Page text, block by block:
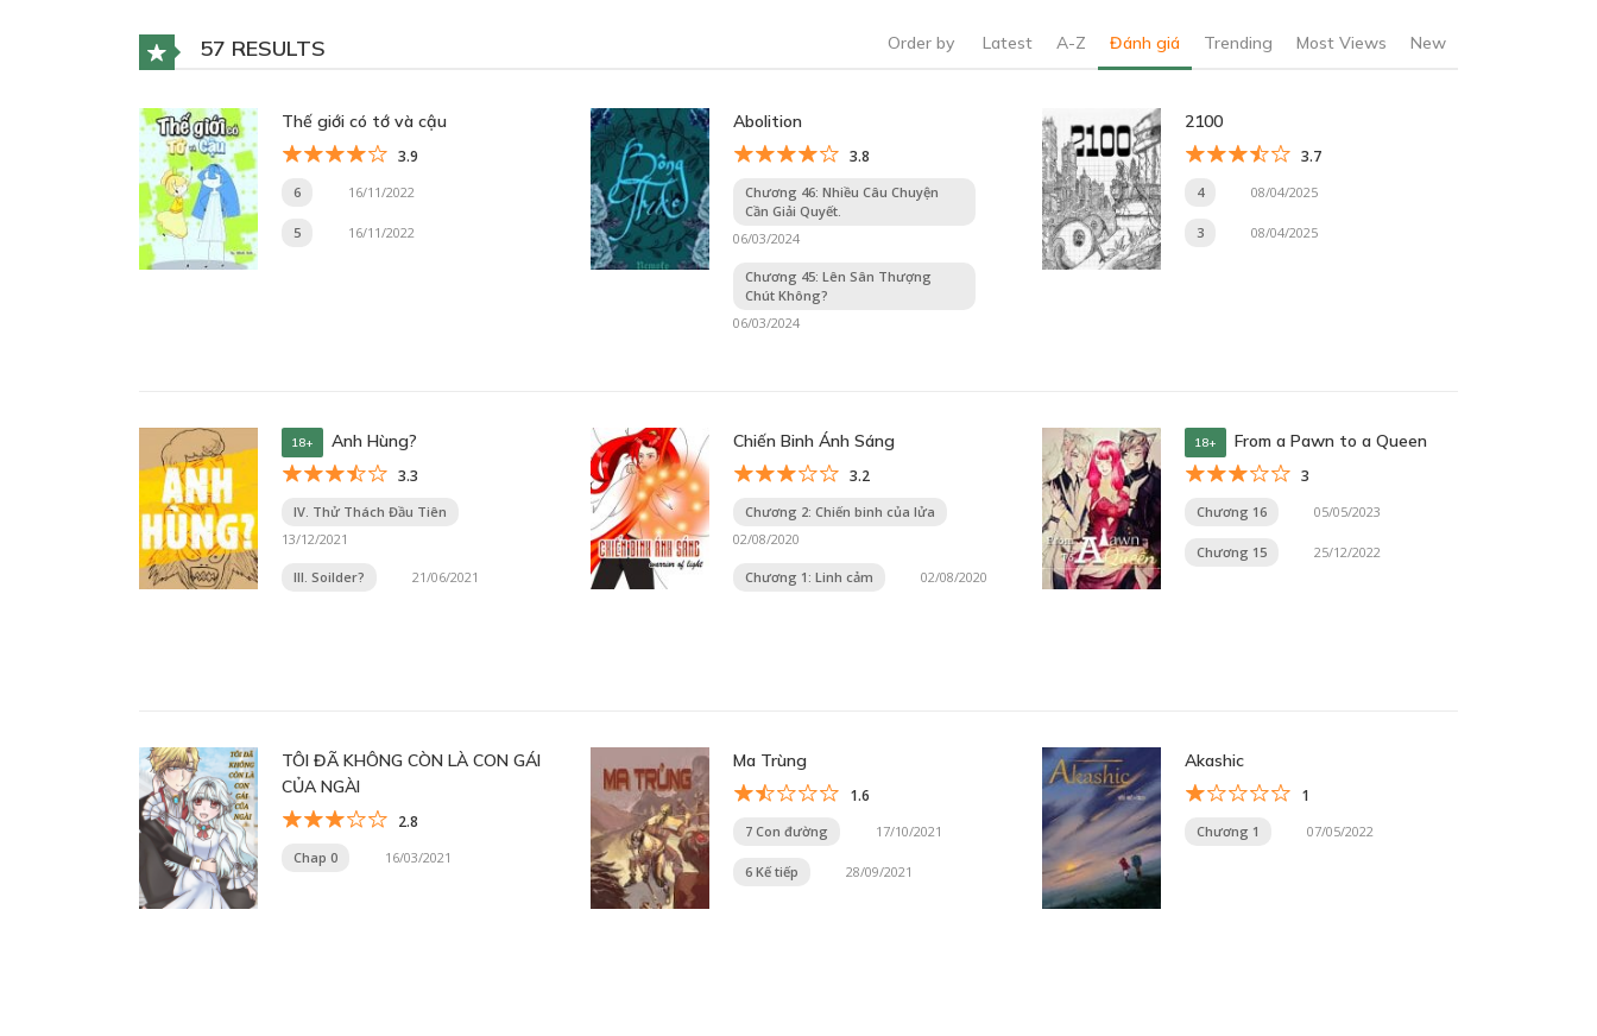
57 RESULTS Order by Latest A-Z Đánh giá Trending Most Views New
Thế giới có tớ và cậu
3.9
6 16/11/2022
5 16/11/2022
Abolition
3.8
Chương 46: Nhiều Câu Chuyện
Cần Giải Quyết.
06/03/2024
Chương 45: Lên Sân Thượng
Chút Không?
06/03/2024
2100
3.7
4 08/04/2025
3 08/04/2025
18+ Anh Hùng?
3.3
IV. Thử Thách Đầu Tiên
13/12/2021
III. Soilder? 21/06/2021
Chiến Binh Ánh Sáng
3.2
Chương 2: Chiến binh của lửa
02/08/2020
Chương 1: Linh cảm 02/08/2020
18+ From a Pawn to a Queen
3
Chương 16 05/05/2023
Chương 15 25/12/2022
TÔI ĐÃ KHÔNG CÒN LÀ CON GÁI
CỦA NGÀI
2.8
Chap 0 16/03/2021
Ma Trùng
1.6
7 Con đường 17/10/2021
6 Kế tiếp 28/09/2021
Akashic
1
Chương 1 07/05/2022